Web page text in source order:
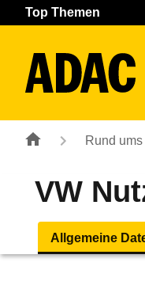
NavigationTop Themen
Rund
VW
Allgemeine